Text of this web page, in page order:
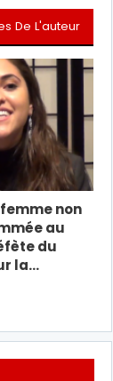
De L'auteur
non
au
du
la…